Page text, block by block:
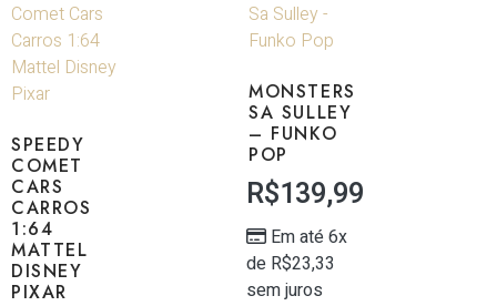
SPEEDY
COMET
CARS
CARROS
1:64
MATTEL
DISNEY
PIXAR
MONSTERS
SA SULLEY
– FUNKO
POP
R$139,99
Em até 6x
de R$23,33
sem juros